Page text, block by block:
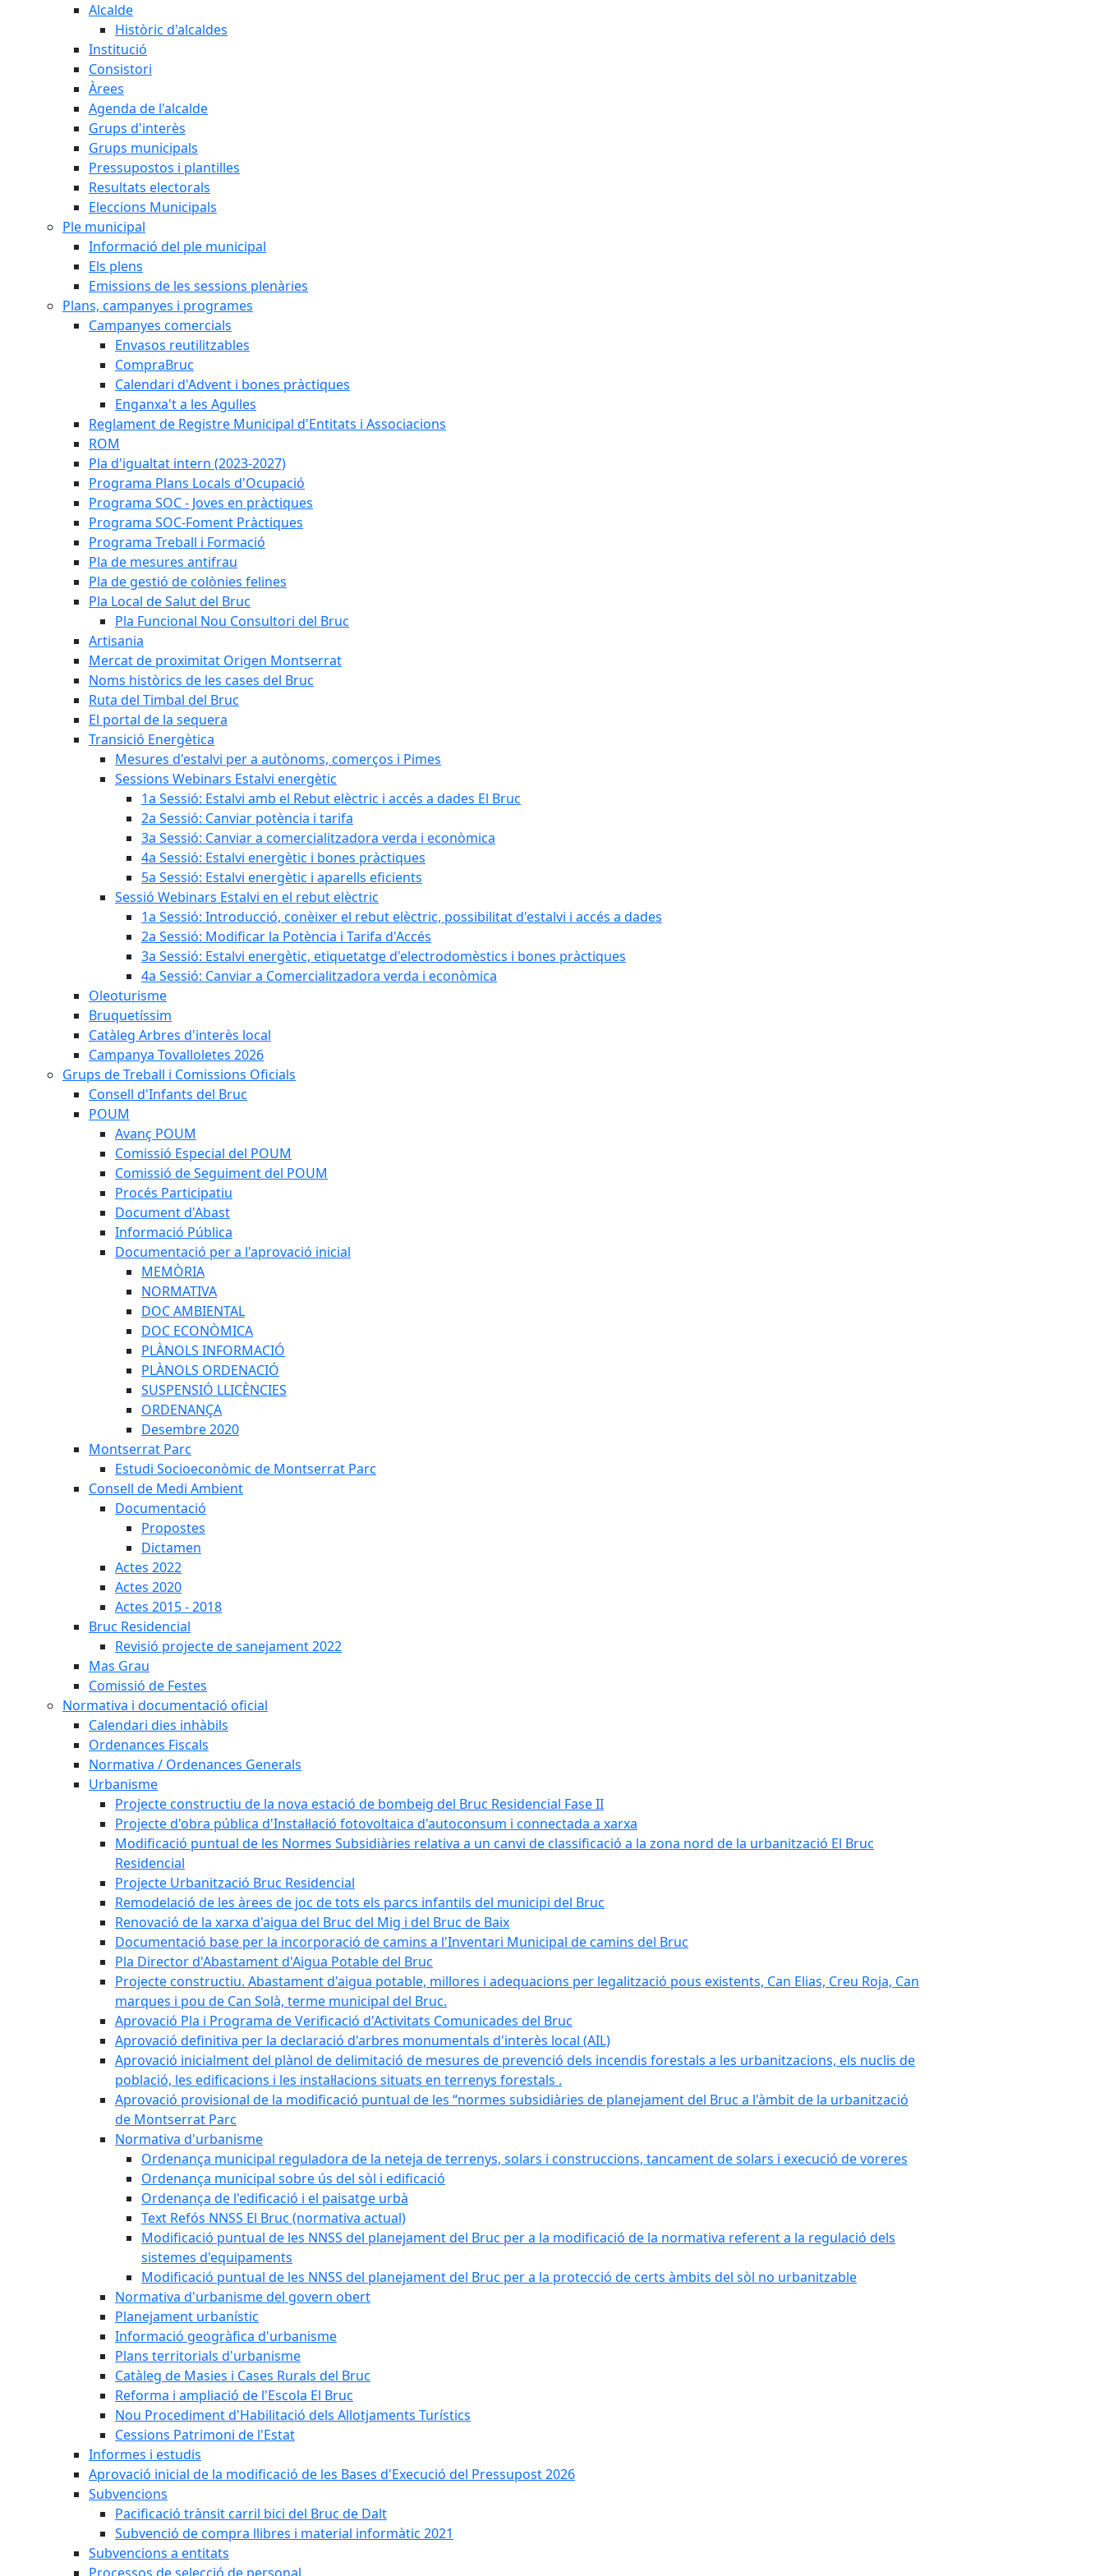
Alcalde
Històric d'alcaldes
Institució
Consistori
Àrees
Agenda de l'alcalde
Grups d'interès
Grups municipals
Pressupostos i plantilles
Resultats electorals
Eleccions Municipals
Ple municipal
Informació del ple municipal
Els plens
Emissions de les sessions plenàries
Plans, campanyes i programes
Campanyes comercials
Envasos reutilitzables
CompraBruc
Calendari d'Advent i bones pràctiques
Enganxa't a les Agulles
Reglament de Registre Municipal d'Entitats i Associacions
ROM
Pla d'igualtat intern (2023-2027)
Programa Plans Locals d'Ocupació
Programa SOC - Joves en pràctiques
Programa SOC-Foment Pràctiques
Programa Treball i Formació
Pla de mesures antifrau
Pla de gestió de colònies felines
Pla Local de Salut del Bruc
Pla Funcional Nou Consultori del Bruc
Artisania
Mercat de proximitat Origen Montserrat
Noms històrics de les cases del Bruc
Ruta del Timbal del Bruc
El portal de la sequera
Transició Energètica
Mesures d'estalvi per a autònoms, comerços i Pimes
Sessions Webinars Estalvi energètic
1a Sessió: Estalvi amb el Rebut elèctric i accés a dades El Bruc
2a Sessió: Canviar potència i tarifa
3a Sessió: Canviar a comercialitzadora verda i econòmica
4a Sessió: Estalvi energètic i bones pràctiques
5a Sessió: Estalvi energètic i aparells eficients
Sessió Webinars Estalvi en el rebut elèctric
1a Sessió: Introducció, conèixer el rebut elèctric, possibilitat d'estalvi i accés a dades
2a Sessió: Modificar la Potència i Tarifa d'Accés
3a Sessió: Estalvi energètic, etiquetatge d'electrodomèstics i bones pràctiques
4a Sessió: Canviar a Comercialitzadora verda i econòmica
Oleoturisme
Bruquetíssim
Catàleg Arbres d'interès local
Campanya Tovalloletes 2026
Grups de Treball i Comissions Oficials
Consell d'Infants del Bruc
POUM
Avanç POUM
Comissió Especial del POUM
Comissió de Seguiment del POUM
Procés Participatiu
Document d'Abast
Informació Pública
Documentació per a l'aprovació inicial
MEMÒRIA
NORMATIVA
DOC AMBIENTAL
DOC ECONÒMICA
PLÀNOLS INFORMACIÓ
PLÀNOLS ORDENACIÓ
SUSPENSIÓ LLICÈNCIES
ORDENANÇA
Desembre 2020
Montserrat Parc
Estudi Socioeconòmic de Montserrat Parc
Consell de Medi Ambient
Documentació
Propostes
Dictamen
Actes 2022
Actes 2020
Actes 2015 - 2018
Bruc Residencial
Revisió projecte de sanejament 2022
Mas Grau
Comissió de Festes
Normativa i documentació oficial
Calendari dies inhàbils
Ordenances Fiscals
Normativa / Ordenances Generals
Urbanisme
Projecte constructiu de la nova estació de bombeig del Bruc Residencial Fase II
Projecte d'obra pública d'Instal·lació fotovoltaica d'autoconsum i connectada a xarxa
Modificació puntual de les Normes Subsidiàries relativa a un canvi de classificació a la zona nord de la urbanització El Bruc
Residencial
Projecte Urbanització Bruc Residencial
Remodelació de les àrees de joc de tots els parcs infantils del municipi del Bruc
Renovació de la xarxa d'aigua del Bruc del Mig i del Bruc de Baix
Documentació base per la incorporació de camins a l'Inventari Municipal de camins del Bruc
Pla Director d'Abastament d'Aigua Potable del Bruc
Projecte constructiu. Abastament d'aigua potable, millores i adequacions per legalització pous existents, Can Elias, Creu Roja, Can
marques i pou de Can Solà, terme municipal del Bruc.
Aprovació Pla i Programa de Verificació d'Activitats Comunicades del Bruc
Aprovació definitiva per la declaració d'arbres monumentals d'interès local (AIL)
Aprovació inicialment del plànol de delimitació de mesures de prevenció dels incendis forestals a les urbanitzacions, els nuclis de
població, les edificacions i les instal·lacions situats en terrenys forestals .
Aprovació provisional de la modificació puntual de les “normes subsidiàries de planejament del Bruc a l'àmbit de la urbanització
de Montserrat Parc
Normativa d'urbanisme
Ordenança municipal reguladora de la neteja de terrenys, solars i construccions, tancament de solars i execució de voreres
Ordenança municipal sobre ús del sòl i edificació
Ordenança de l'edificació i el paisatge urbà
Text Refós NNSS El Bruc (normativa actual)
Modificació puntual de les NNSS del planejament del Bruc per a la modificació de la normativa referent a la regulació dels
sistemes d'equipaments
Modificació puntual de les NNSS del planejament del Bruc per a la protecció de certs àmbits del sòl no urbanitzable
Normativa d'urbanisme del govern obert
Planejament urbanístic
Informació geogràfica d'urbanisme
Plans territorials d'urbanisme
Catàleg de Masies i Cases Rurals del Bruc
Reforma i ampliació de l'Escola El Bruc
Nou Procediment d'Habilitació dels Allotjaments Turístics
Cessions Patrimoni de l'Estat
Informes i estudis
Aprovació inicial de la modificació de les Bases d'Execució del Pressupost 2026
Subvencions
Pacificació trànsit carril bici del Bruc de Dalt
Subvenció de compra llibres i material informàtic 2021
Subvencions a entitats